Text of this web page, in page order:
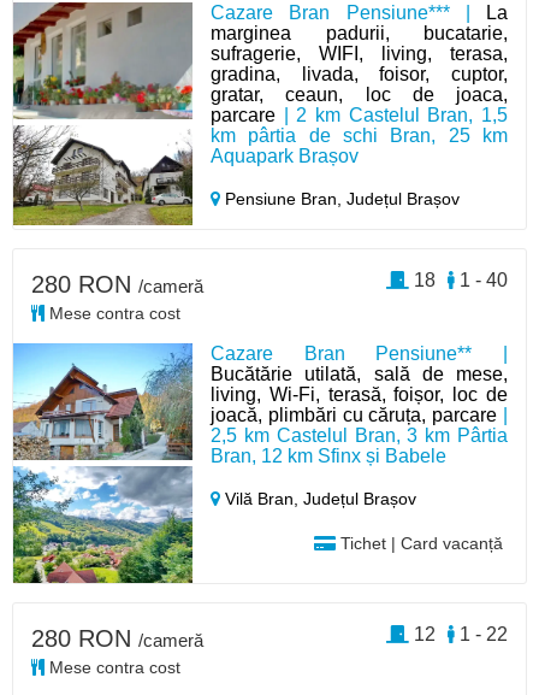
Cazare Bran Pensiune*** |
La
marginea padurii, bucatarie,
sufragerie, WIFI, living, terasa,
gradina, livada, foisor, cuptor,
gratar, ceaun, loc de joaca,
parcare | 2 km Castelul Bran, 1,5
km pârtia de schi Bran, 25 km
Aquapark Brașov
Pensiune Bran,Județul Brașov
Cazare Bran Pensiune** |
Bucătărie utilată, sală de mese,
living, Wi-Fi, terasă, foișor, loc de
joacă, plimbări cu căruța, parcare
2,5 km Castelul Bran, 3 km Pârtia
Bran, 12 km Sfinx și Babele
Vilă Bran,Județul Brașov
Tichet | Card vacanță
280 RON /cameră
Mese contra cost
1 - 40
18
280 RON /cameră
Mese contra cost
1 - 22
12